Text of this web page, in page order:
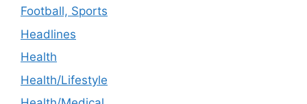
Football, Sports
Headlines
Health
Health/Lifestyle